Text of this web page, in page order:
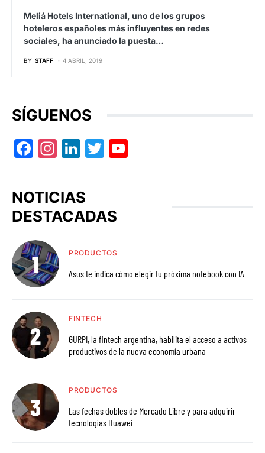
Meliá Hotels International, uno de los grupos
hoteleros españoles más influyentes en redes
sociales, ha anunciado la puesta…
BY STAFF 4 ABRIL, 2019
SÍGUENOS
Facebook
Instagram
LinkedIn
Twitter
NOTICIAS
DESTACADAS
PRODUCTOS
Asus te indica cómo elegir tu próxima notebook con IA
FINTECH
GURPI, la fintech argentina, habilita el acceso a activos
productivos de la nueva economía urbana
PRODUCTOS
Las fechas dobles de Mercado Libre y para adquirir
tecnologías Huawei